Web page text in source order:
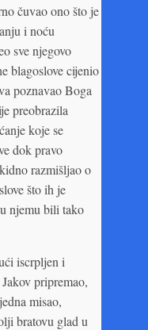
čuvao ono što je
i noću
sve njegovo
blagoslove cijenio
poznavao Boga
preobrazila
koje se
dok pravo
razmišljao o
što ih je
njemu bili tako
iscrpljen i
pripremao,
misao,
bratovu glad u